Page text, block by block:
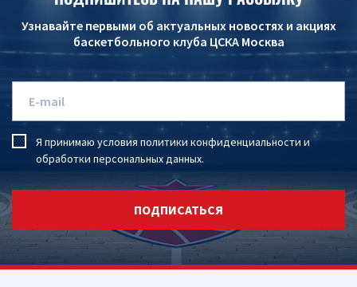
Узнавайте первыми об актуальных новостях и акциях
баскетбольного клуба ЦСКА Москва
Я принимаю условия политики конфиденциальности и
обработки персональных данных.
ПОДПИСАТЬСЯ